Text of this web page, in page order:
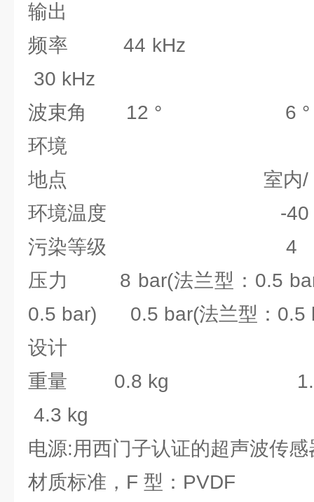
输出
频率 44
30 kHz
波束角 12 °
环境
地点 室内/ 室
环境温度 -40 ~
污染等级 4
压力 8 bar(法兰型：0.5
0.5 bar) 0.5 bar(法兰型：0.5
设计
重量 0.8 kg 1.3
4.3 kg
电源:用西门子认证的超声波传感
材质标准，F 型：PVDF